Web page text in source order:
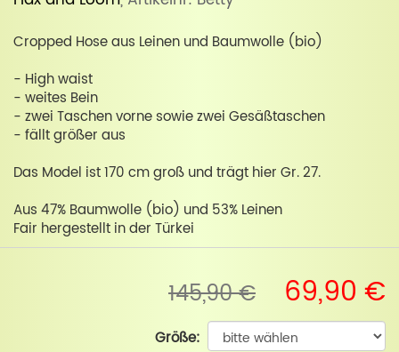
Cropped Hose aus Leinen und Baumwolle (bio)
- High waist
- weites Bein
- zwei Taschen vorne sowie zwei Gesäßtaschen
- fällt größer aus
Das Model ist 170 cm groß und trägt hier Gr. 27.
Aus 47% Baumwolle (bio) und 53% Leinen
Fair hergestellt in der Türkei
145,90 € 69,90 €
Größe: